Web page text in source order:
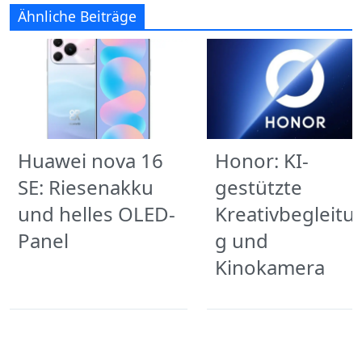
Ähnliche Beiträge
Huawei nova 16
SE: Riesenakku
und helles OLED-
Panel
Honor: KI-
gestützte
g und
Kinokamera